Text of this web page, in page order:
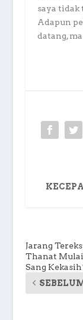
saya tidak
Adapun
datang,
Jarang
Thanat
Sang